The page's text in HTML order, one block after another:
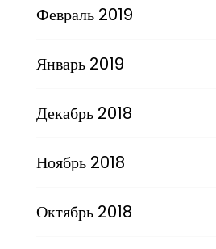
Февраль 2019
Январь 2019
Декабрь 2018
Ноябрь 2018
Октябрь 2018